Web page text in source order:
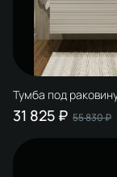
Тумба под
столешницей
Рандерс 100 белая,
31 825 ₽ 55 830 ₽